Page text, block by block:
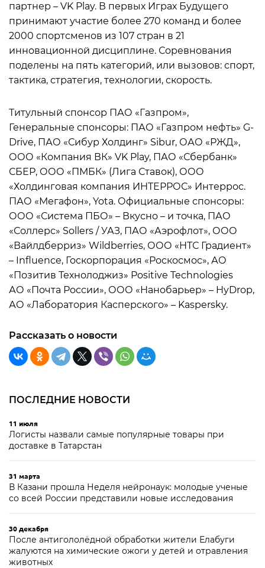
партнер – VK Play. В первых Играх Будущего
принимают участие более 270 команд и более
2000 спортсменов из 107 стран в 21
инновационной дисциплине. Соревнования
поделены на пять категорий, или вызовов: спорт,
тактика, стратегия, технологии, скорость.
Титульный спонсор ПАО «Газпром»,
Генеральные спонсоры: ПАО «Газпром нефть» G-
Drive, ПАО «Сибур Холдинг» Sibur, ОАО «РЖД»,
ООО «Компания ВК» VK Play, ПАО «Сбербанк»
СБЕР, ООО «ПМБК» (Лига Ставок), ООО
«Холдинговая компания ИНТЕРРОС» Интеррос.
ПАО «Мегафон», Yota. Официальные спонсоры:
ООО «Система ПБО» – Вкусно – и точка, ПАО
«Соллерс» Sollers / УАЗ, ПАО «Аэрофлот», ООО
«Вайлдберриз» Wildberries, ООО «НТС Градиент»
– Influence, Госкорпорация «Роскосмос», АО
«Позитив Технолоджиз» Positive Technologies
АО «Почта России», ООО «Нанобарьер» – HyDrop,
АО «Лаборатория Касперского» – Kaspersky.
Рассказать о новости
ПОСЛЕДНИЕ НОВОСТИ
11 июля
Логисты назвали самые популярные товары при
доставке в Татарстан
31 марта
В Казани прошла Неделя нейронаук: молодые ученые
со всей России представили новые исследования
30 декабря
После антигололёдной обработки жители Елабуги
жалуются на химические ожоги у детей и отравления
животных